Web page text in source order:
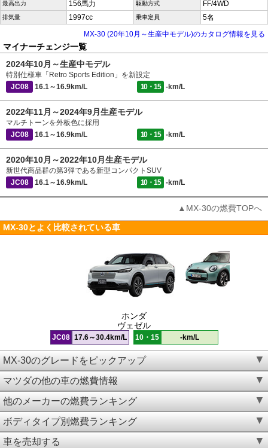
最高出力 156馬力 駆動方式 FF/4WD
排気量 1997cc 乗車定員
5名
MX-30 (20年10月～生産中モデル)のカタログ情報を見る
マイナーチェンジ一覧
2024年10月～生産中モデル
特別仕様車「Retro Sports Edition」を新設定
JC08
16.1～16.9km/L 10・15 -km/L
2022年11月～2024年9月生産モデル
マルチトーンを外板色に採用
JC08
16.1～16.9km/L 10・15 -km/L
2020年10月～2022年10月生産モデル
新世代商品群の第3弾である新型コンパクトSUV
JC08
16.1～16.9km/L 10・15 -km/L
▲MX-30の燃費TOPへ
MX-30とよく比較されている車
ホンダ
ヴェゼル
JC08 17.6～30.4km/L 10・15 -km/L
MX-30のグレードをピックアップ
マツダの他の車の燃費情報
他のメーカーの燃費ランキング
ボディタイプ別燃費ランキング
車を売却する